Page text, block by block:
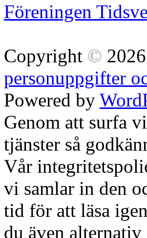
Föreningen
Copyright ©
personuppgifter
Powered by
Genom att surfa
tjänster så
Vår
vi samlar in den
tid för att läsa
du även